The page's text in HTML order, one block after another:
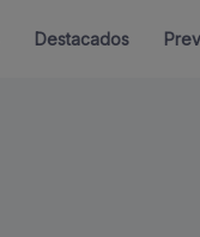
Destacados